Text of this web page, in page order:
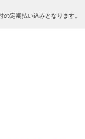
定期払い込みとなります。